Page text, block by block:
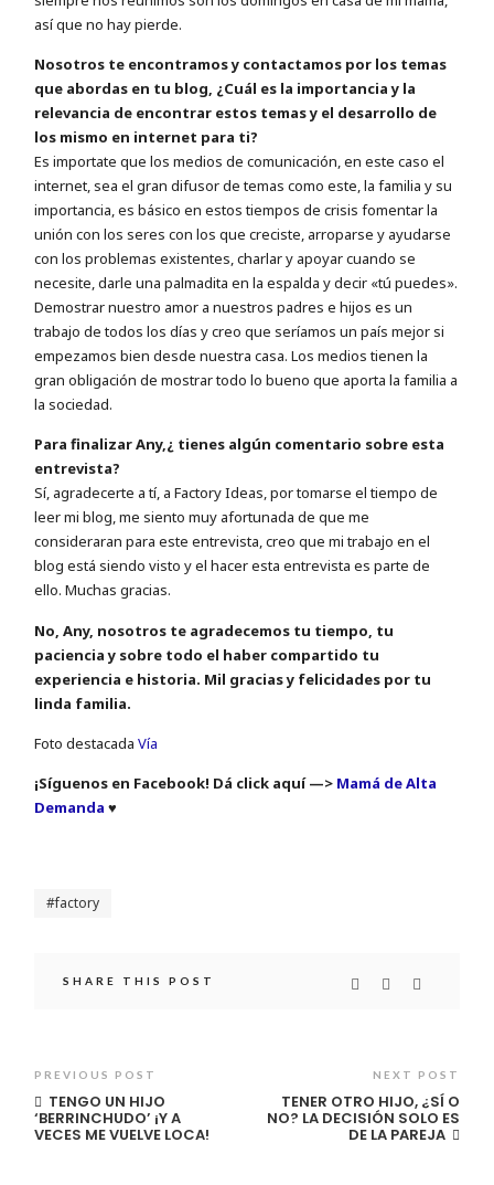
así que no hay pierde.
Nosotros te encontramos y contactamos por los temas
que abordas en tu blog, ¿Cuál es la importancia y la
relevancia de encontrar estos temas y el desarrollo de
los mismo en internet para ti?
Es importate que los medios de comunicación, en este caso el
internet, sea el gran difusor de temas como este, la familia y su
importancia, es básico en estos tiempos de crisis fomentar la
unión con los seres con los que creciste, arroparse y ayudarse
con los problemas existentes, charlar y apoyar cuando se
necesite, darle una palmadita en la espalda y decir «tú puedes».
Demostrar nuestro amor a nuestros padres e hijos es un
trabajo de todos los días y creo que seríamos un país mejor si
empezamos bien desde nuestra casa. Los medios tienen la
gran obligación de mostrar todo lo bueno que aporta la familia a
la sociedad.
Para finalizar Any,¿ tienes algún comentario sobre esta
entrevista?
Sí, agradecerte a tí, a Factory Ideas, por tomarse el tiempo de
leer mi blog, me siento muy afortunada de que me
consideraran para este entrevista, creo que mi trabajo en el
blog está siendo visto y el hacer esta entrevista es parte de
ello. Muchas gracias.
No, Any, nosotros te agradecemos tu tiempo, tu
paciencia y sobre todo el haber compartido tu
experiencia e historia. Mil gracias y felicidades por tu
linda familia.
Foto destacadaVía
¡Síguenos en Facebook! Dá click aquí —> Mamá de Alta
Demanda ♥
factory
SHARE THIS POST
PREVIOUS POST
TENGO UN HIJO
‘BERRINCHUDO’ ¡Y A
VECES ME VUELVE LOCA!
NEXT POST
TENER OTRO HIJO, ¿SÍ O
NO? LA DECISIÓN SOLO ES
DE LA PAREJA